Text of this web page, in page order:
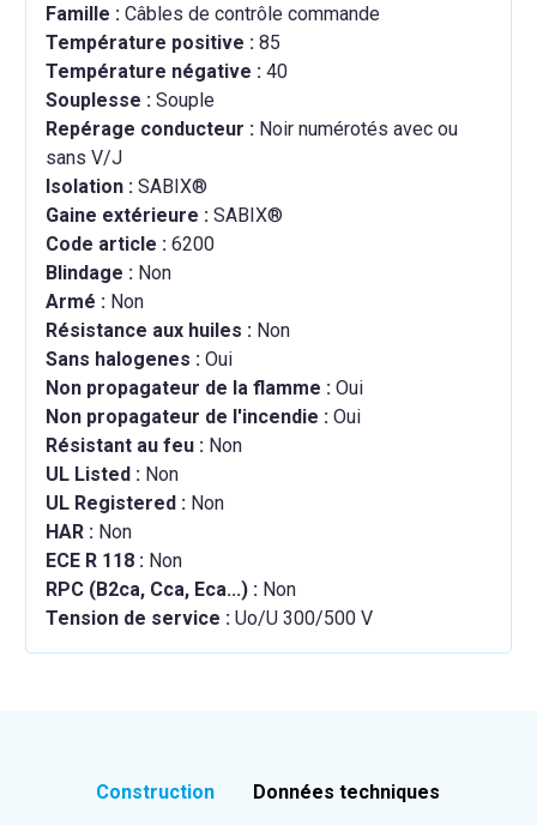
Famille : Câbles de contrôle commande
Température positive : 85
Température négative : 40
Souplesse : Souple
Repérage conducteur : Noir numérotés avec ou
sans V/J
Isolation : SABIX®
Gaine extérieure : SABIX®
Code article : 6200
Blindage : Non
Armé : Non
Résistance aux huiles : Non
Sans halogenes : Oui
Non propagateur de la flamme : Oui
Non propagateur de l'incendie : Oui
Résistant au feu : Non
UL Listed : Non
UL Registered : Non
HAR : Non
ECE R 118 : Non
RPC (B2ca, Cca, Eca...) : Non
Tension de service : Uo/U 300/500 V
Construction Données techniques